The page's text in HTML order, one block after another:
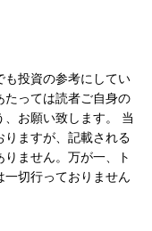
も投資の参考にしてい
たっては読者ご自身の
お願い致します。 当
ますが、記載される
ません。万が一、ト
一切行っておりません